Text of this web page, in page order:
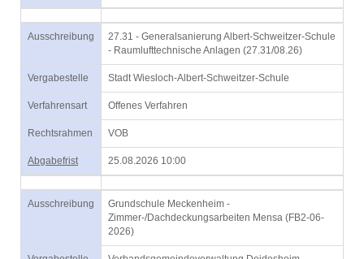
Ausschreibung
27.31 - Generalsanierung Albert-Schweitzer-Schule
- Raumlufttechnische Anlagen (27.31/08.26)
Vergabestelle Stadt Wiesloch-Albert-Schweitzer-Schule
Verfahrensart Offenes Verfahren
Rechtsrahmen VOB
Abgabefrist 25.08.2026 10:00
Ausschreibung
Grundschule Meckenheim -
Zimmer-/Dachdeckungsarbeiten Mensa (FB2-06-
2026)